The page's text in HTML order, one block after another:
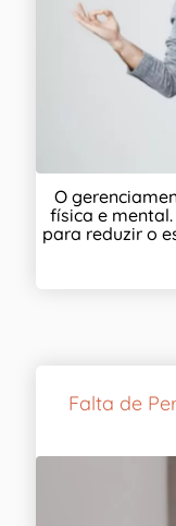
O
física e
para reduzir o
Falta de